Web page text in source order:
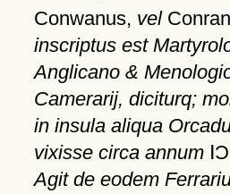
Conwanus, vel
inscriptus est
Anglicano &
Camerarij, diciturq;
in insula aliqua
vixisse circa annum
Agit de eodem